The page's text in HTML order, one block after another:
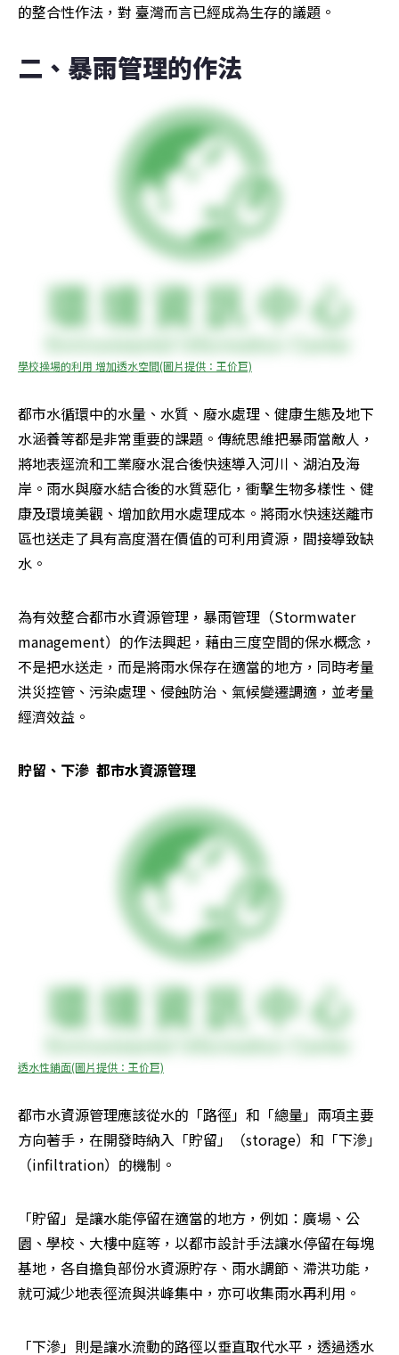
的整合性作法，對 臺灣而言已經成為生存的議題。
二、暴雨管理的作法
學校操場的利用 增加透水空間(圖片提供：王价巨)
都市水循環中的水量、水質、廢水處理、健康生態及地下
水涵養等都是非常重要的課題。傳統思維把暴雨當敵人，
將地表逕流和工業廢水混合後快速導入河川、湖泊及海
岸。雨水與廢水結合後的水質惡化，衝擊生物多樣性、健
康及環境美觀、增加飲用水處理成本。將雨水快速送離市
區也送走了具有高度潛在價值的可利用資源，間接導致缺
水。
為有效整合都市水資源管理，暴雨管理（Stormwater
management）的作法興起，藉由三度空間的保水概念，
不是把水送走，而是將雨水保存在適當的地方，同時考量
洪災控管、污染處理、侵蝕防治、氣候變遷調適，並考量
經濟效益。
貯留、下滲  都市水資源管理
透水性鋪面(圖片提供：王价巨)
都市水資源管理應該從水的「路徑」和「總量」兩項主要
方向著手，在開發時納入「貯留」（storage）和「下滲」
（infiltration）的機制。
「貯留」是讓水能停留在適當的地方，例如：廣場、公
園、學校、大樓中庭等，以都市設計手法讓水停留在每塊
基地，各自擔負部份水資源貯存、雨水調節、滯洪功能，
就可減少地表徑流與洪峰集中，亦可收集雨水再利用。
「下滲」則是讓水流動的路徑以垂直取代水平，透過透水